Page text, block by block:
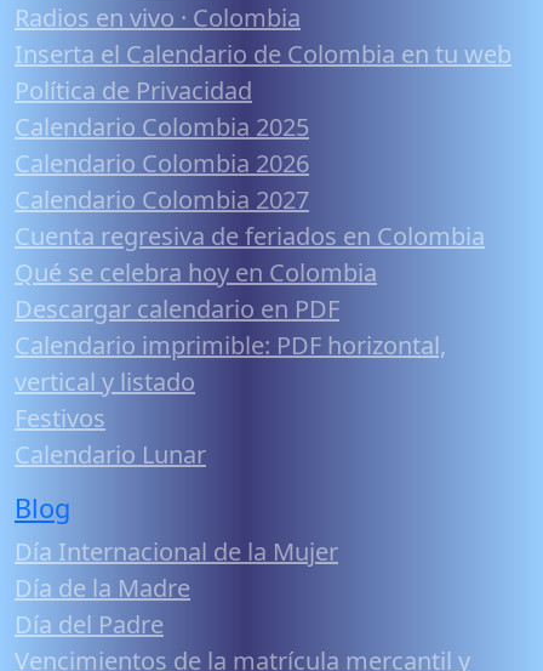
Radios en vivo · Colombia
Inserta el Calendario de Colombia en tu web
Política de Privacidad
Calendario Colombia 2025
Calendario Colombia 2026
Calendario Colombia 2027
Cuenta regresiva de feriados en Colombia
Qué se celebra hoy en Colombia
Descargar calendario en PDF
Calendario imprimible: PDF horizontal,
vertical y listado
Festivos
Calendario Lunar
Blog
Día Internacional de la Mujer
Día de la Madre
Día del Padre
Vencimientos de la matrícula mercantil y